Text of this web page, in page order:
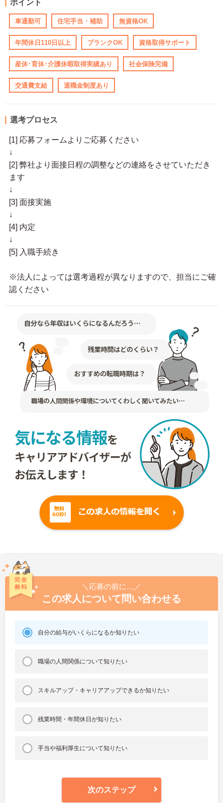
ポイント
車通勤可 住宅手当・補助 無資格OK
年間休日110日以上 ブランクOK 資格取得サポート
産休･育休･介護休暇取得実績あり 社会保険完備
交通費支給 退職金制度あり
選考プロセス
[1] 応募フォームよりご応募ください
↓
[2] 弊社より面接日程の調整などの連絡をさせていただき
ます
↓
[3] 面接実施
↓
[4] 内定
↓
[5] 入職手続き
※法人によっては選考過程が異なりますので、担当にご確
認ください
＼応募の前に…／
この求人について問い合わせる
自分の給与がいくらになるか知りたい
職場の人間関係について知りたい
スキルアップ・キャリアアップできるか知りたい
残業時間・年間休日が知りたい
手当や福利厚生について知りたい
次のステップ